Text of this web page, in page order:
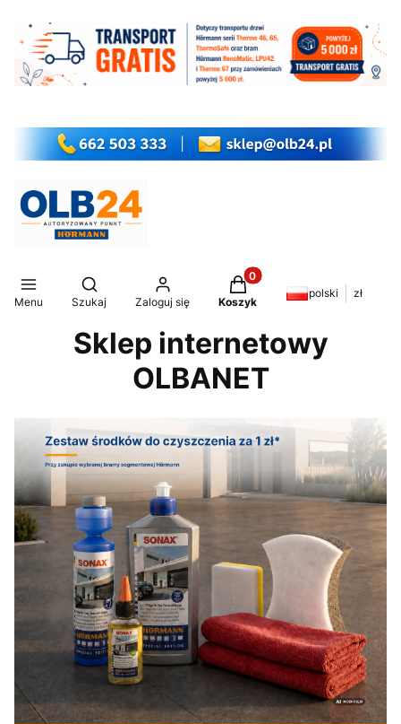
Menu
Otwórz wyszukiwarkę
Szukaj Zaloguj się
Produkty w koszyku: 0.
Koszyk
polski zł
Sklep internetowy
OLBANET